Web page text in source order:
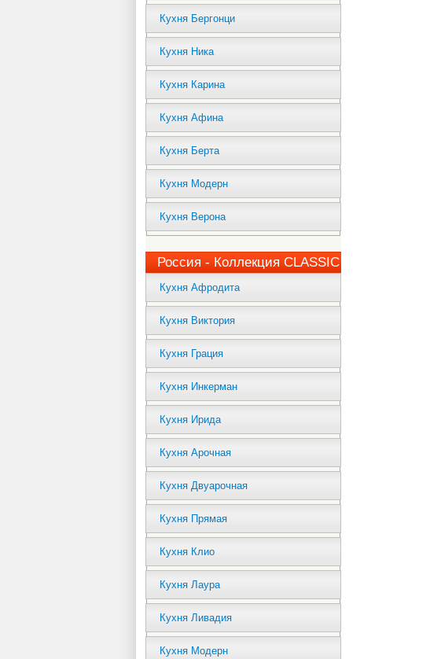
Кухня Бергонци
Кухня Ника
Кухня Карина
Кухня Афина
Кухня Берта
Кухня Модерн
Кухня Верона
Россия - Коллекция CLASSIC
Кухня Афродита
Кухня Виктория
Кухня Грация
Кухня Инкерман
Кухня Ирида
Кухня Арочная
Кухня Двуарочная
Кухня Прямая
Кухня Клио
Кухня Лаура
Кухня Ливадия
Кухня Модерн